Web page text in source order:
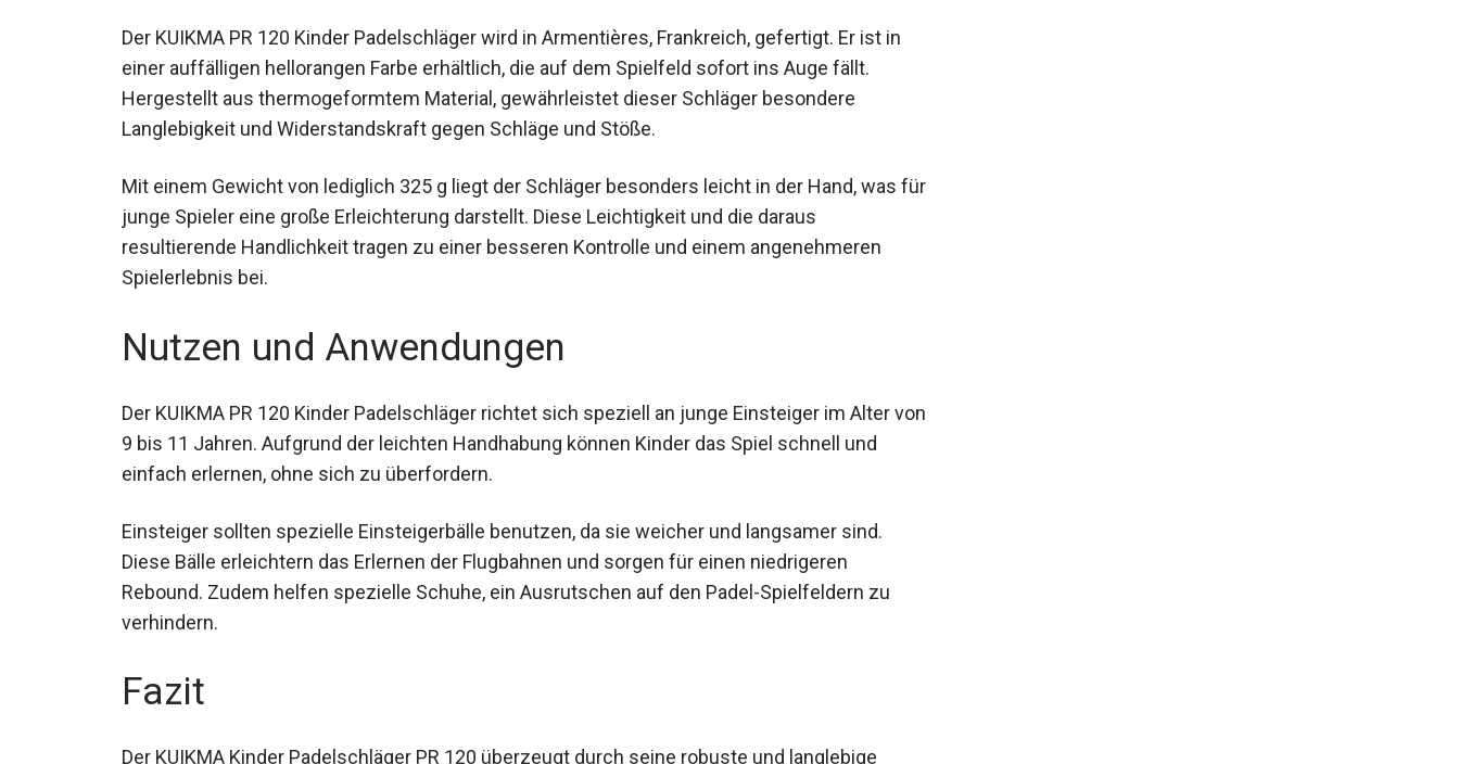
Der KUIKMA PR 120 Kinder Padelschläger wird in Armentières, Frankreich, gefertigt. Er ist in
einer auffälligen hellorangen Farbe erhältlich, die auf dem Spielfeld sofort ins Auge fällt.
Hergestellt aus thermogeformtem Material, gewährleistet dieser Schläger besondere
Langlebigkeit und Widerstandskraft gegen Schläge und Stöße.
Mit einem Gewicht von lediglich 325 g liegt der Schläger besonders leicht in der Hand, was
für junge Spieler eine große Erleichterung darstellt. Diese Leichtigkeit und die daraus
resultierende Handlichkeit tragen zu einer besseren Kontrolle und einem angenehmeren
Spielerlebnis bei.
Nutzen und Anwendungen
Der KUIKMA PR 120 Kinder Padelschläger richtet sich speziell an junge Einsteiger im Alter
von 9 bis 11 Jahren. Aufgrund der leichten Handhabung können Kinder das Spiel schnell und
einfach erlernen, ohne sich zu überfordern.
Einsteiger sollten spezielle Einsteigerbälle benutzen, da sie weicher und langsamer sind.
Diese Bälle erleichtern das Erlernen der Flugbahnen und sorgen für einen niedrigeren
Rebound. Zudem helfen spezielle Schuhe, ein Ausrutschen auf den Padel-Spielfeldern zu
verhindern.
Fazit
Der KUIKMA Kinder Padelschläger PR 120 überzeugt durch seine robuste und langlebige